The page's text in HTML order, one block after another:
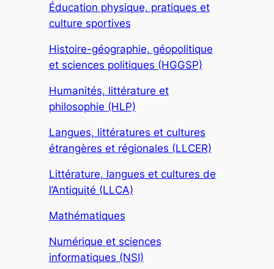
Éducation physique, pratiques et
culture sportives
Histoire-géographie, géopolitique
et sciences politiques (HGGSP)
Humanités, littérature et
philosophie (HLP)
Langues, littératures et cultures
étrangères et régionales (LLCER)
Littérature, langues et cultures de
l’Antiquité (LLCA)
Mathématiques
Numérique et sciences
informatiques (NSI)